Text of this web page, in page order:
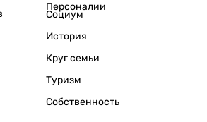
Персоналии
Социум
История
Круг семьи
Туризм
Собственность